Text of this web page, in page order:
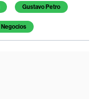
Gustavo Petro
Negocios